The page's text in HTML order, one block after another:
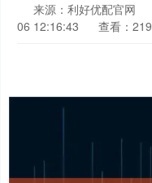
来源：利好优配官网
06 12:16:43
查看：219